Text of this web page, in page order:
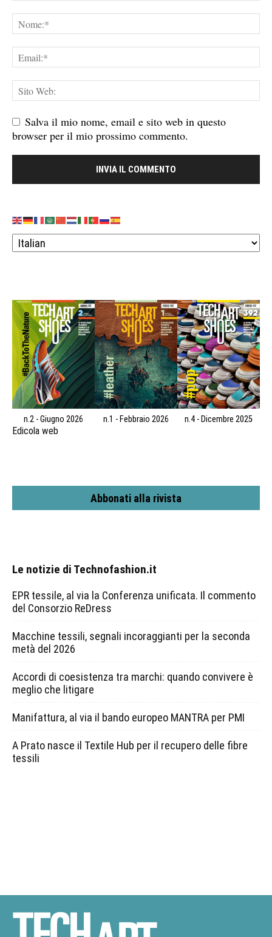
Salva il mio nome, email e sito web in questo
browser per il mio prossimo commento.
n.2 - Giugno 2026 n.1 - Febbraio 2026 n.4 - Dicembre 2025
Edicola web
Abbonati alla rivista
Le notizie di Technofashion.it
EPR tessile, al via la Conferenza unificata. Il commento
del Consorzio ReDress
Macchine tessili, segnali incoraggianti per la seconda
metà del 2026
Accordi di coesistenza tra marchi: quando convivere è
meglio che litigare
Manifattura, al via il bando europeo MANTRA per PMI
A Prato nasce il Textile Hub per il recupero delle fibre
tessili